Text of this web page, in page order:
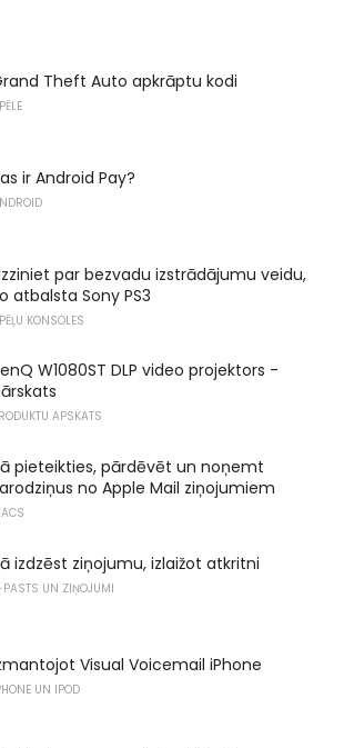
Theft Auto apkrāptu kodi
ir Android Pay?
par bezvadu izstrādājumu veidu,
atbalsta Sony PS3
KONSOLES
W1080ST DLP video projektors -
APSKATS
pieteikties, pārdēvēt un noņemt
no Apple Mail ziņojumiem
izdzēst ziņojumu, izlaižot atkritni
PASTS UN ZIŅOJUMI
Visual Voicemail iPhone
UN IPOD